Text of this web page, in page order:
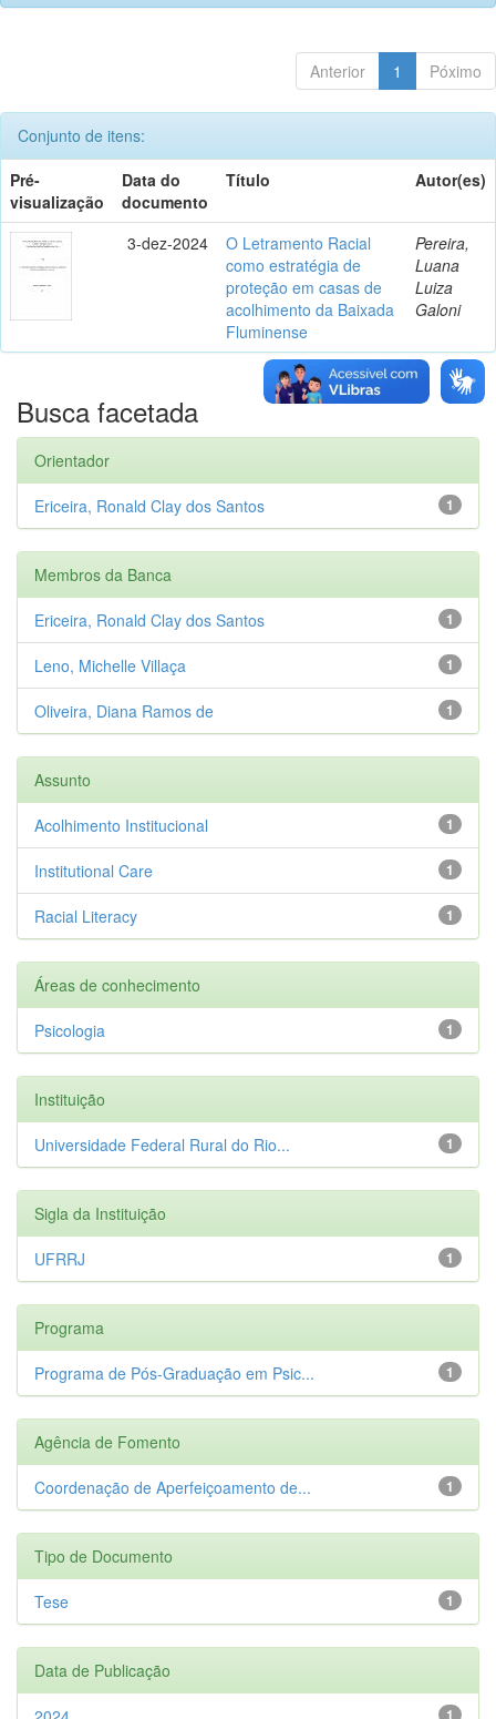
Anterior 1 Póximo
Conjunto de itens:
Pré-
visualização
Data do
documento
Título Autor(es)
3-dez-2024
O Letramento Racial
como estratégia de
proteção em casas de
acolhimento da Baixada
Fluminense
Pereira,
Luana
Luiza
Galoni
Busca facetada
Orientador
1
Ericeira, Ronald Clay dos Santos
Membros da Banca
1
Ericeira, Ronald Clay dos Santos
1
Leno, Michelle Villaça
1
Oliveira, Diana Ramos de
Assunto
1
Acolhimento Institucional
1
Institutional Care
1
Racial Literacy
Áreas de conhecimento
1
Psicologia
Instituição
1
Universidade Federal Rural do Rio...
Sigla da Instituição
1
UFRRJ
Programa
1
Programa de Pós-Graduação em Psic...
Agência de Fomento
1
Coordenação de Aperfeiçoamento de...
Tipo de Documento
1
Tese
Data de Publicação
1